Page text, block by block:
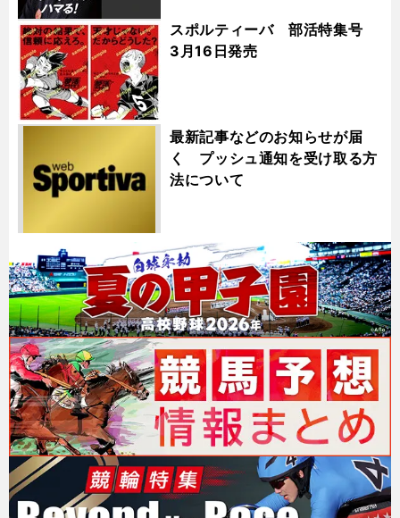
スポルティーバ 部活特集号
3月16日発売
最新記事などのお知らせが届
く プッシュ通知を受け取る方
法について